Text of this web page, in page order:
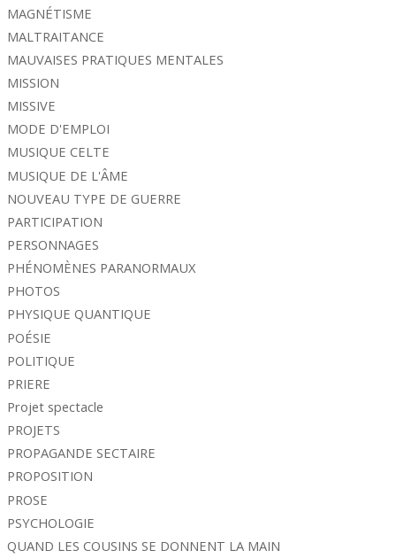
MAGNÉTISME
MALTRAITANCE
MAUVAISES PRATIQUES MENTALES
MISSION
MISSIVE
MODE D'EMPLOI
MUSIQUE CELTE
MUSIQUE DE L'ÂME
NOUVEAU TYPE DE GUERRE
PARTICIPATION
PERSONNAGES
PHÉNOMÈNES PARANORMAUX
PHOTOS
PHYSIQUE QUANTIQUE
POÉSIE
POLITIQUE
PRIERE
Projet spectacle
PROJETS
PROPAGANDE SECTAIRE
PROPOSITION
PROSE
PSYCHOLOGIE
QUAND LES COUSINS SE DONNENT LA MAIN